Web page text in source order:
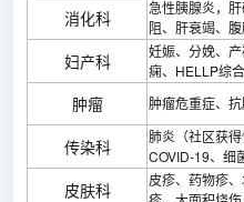
消化科
急性胰腺炎，
阻、肝衰竭、
妇产科
妊娠、分娩、
痫、HELLP综
肿瘤 肿瘤危重症、
传染科
肺炎（社区获得
COVID-19、细
皮肤科
皮疹、药物疹